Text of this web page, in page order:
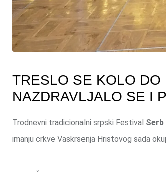
TRESLO SE KOLO
NAZDRAVLJALO SE I
Trodnevni tradicionalni srpski Festival Serb
imanju crkve Vaskrsenja Hristovog sada